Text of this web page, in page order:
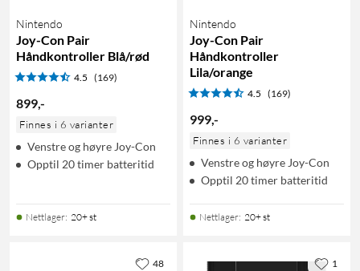
Nintendo
Joy-Con Pair
Håndkontroller Blå/rød
4.5 (169)
899,-
Finnes i 6 varianter
Venstre og høyre Joy-Con
Opptil 20 timer batteritid
Nettlager: 20+ st
Nintendo
Joy-Con Pair
Håndkontroller
Lila/orange
4.5 (169)
999,-
Finnes i 6 varianter
Venstre og høyre Joy-Con
Opptil 20 timer batteritid
Nettlager: 20+ st
48 1